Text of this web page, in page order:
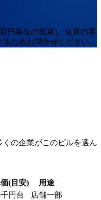
円単位の概算)。最新の募
ためお問合せください。
くの企業がこのビルを選ん
(目安)
用途
円台 店舗一部